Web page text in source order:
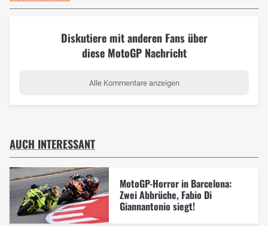
Diskutiere mit anderen Fans über
diese MotoGP Nachricht
Alle Kommentare anzeigen
AUCH INTERESSANT
MotoGP-Horror in Barcelona:
Zwei Abbrüche, Fabio Di
Giannantonio siegt!